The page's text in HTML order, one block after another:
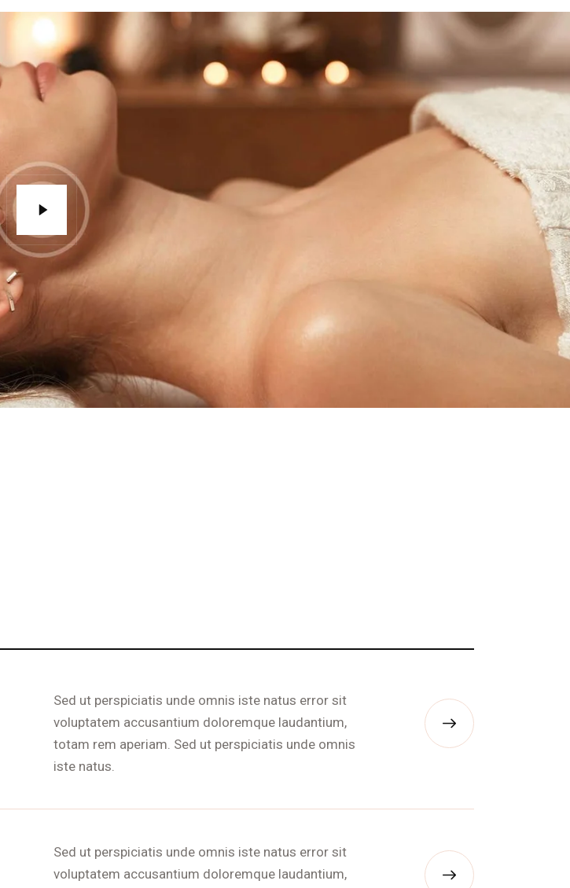
Sed ut perspiciatis unde omnis iste natus error sit
voluptatem accusantium doloremque laudantium,
totam rem aperiam. Sed ut perspiciatis unde omnis
iste natus.
Sed ut perspiciatis unde omnis iste natus error sit
voluptatem accusantium doloremque laudantium,